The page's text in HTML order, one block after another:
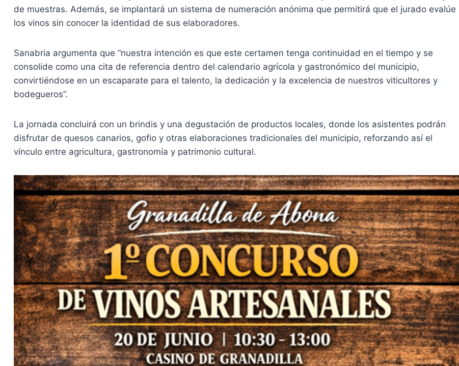
de muestras. Además, se implantará un sistema de numeración anónima que permitirá que el jurado evalúe
los vinos sin conocer la identidad de sus elaboradores.
Sanabria argumenta que “nuestra intención es que este certamen tenga continuidad en el tiempo y se
consolide como una cita de referencia dentro del calendario agrícola y gastronómico del municipio,
convirtiéndose en un escaparate para el talento, la dedicación y la excelencia de nuestros viticultores y
bodegueros”.
La jornada concluirá con un brindis y una degustación de productos locales, donde los asistentes podrán
disfrutar de quesos canarios, gofio y otras elaboraciones tradicionales del municipio, reforzando así el
vínculo entre agricultura, gastronomía y patrimonio cultural.